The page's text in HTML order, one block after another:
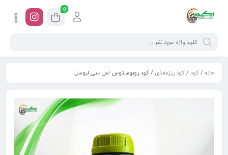
0
خانه /کود /کود ریزمغذی / کود روبوستوس اس سی لبوسل